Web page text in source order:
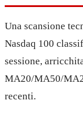
Una scansione
Nasdaq 100
sessione,
MA20/MA50/
recenti.